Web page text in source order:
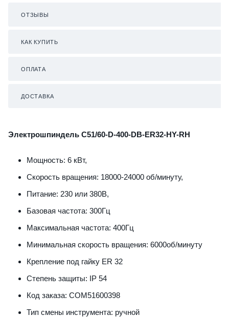
ОТЗЫВЫ
КАК КУПИТЬ
ОПЛАТА
ДОСТАВКА
Электрошпиндель C51/60-D-400-DB-ER32-HY-RH
Мощность: 6 кВт,
Скорость вращения: 18000-24000 об/минуту,
Питание: 230 или 380В,
Базовая частота: 300Гц
Максимальная частота: 400Гц
Минимальная скорость вращения: 6000об/минуту
Крепление под гайку ER 32
Степень защиты: IP 54
Код заказа: COM51600398
Тип смены инструмента: ручной